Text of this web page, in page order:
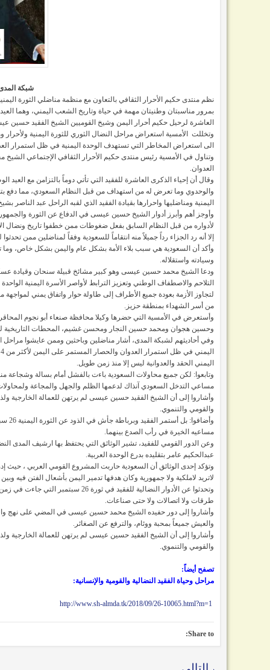
شبكة
العاشرة لرحيل حكيم أحرار اليمن وشيخ القوميين الشيخ الفقيد حسين
وتخللت الأمسية استعراض مراحل النضال الثوري للثورة اليمنية
الى استعراض المخاطر التي تستهدف الوحدة اليمنية في ظل استمرار
وتناول في الأمسية رئيس منتدى حكيم الأحرار الثقافي الإجتماعي
العدوان.
وقال أن إحياء الذكرى العاشرة للفقيد التي تأتي دوماً بالتزامن مع
والوحدوي وما تعرض له من استهداف من قبل النظام السعودي، مما دفع
اليمنية ومناضليها واحرارها بقيادة الفقيد الذي لقبه الراحل عبد الناصر
وأوجز أهم وأبرز أدوار الشيخ حسين عيسى في الدفاع عن الثورة
لأدواره من قبل النظام السابق بفعل ضغوطات ممن خطفوا تاريخ ونضال
إلا أنه رد الجزاء رداً جميلاً منه انتقاماً للسعودية وفقاً لمناضلين ممن
وأكد أن السعودية هي سبب بلاء الأمة بشكل عام واليمن بشكل خاص،
وسيادته واستقلاله.
ودعا الشيخ محمد حسين عيسى وهو كبير مشائخ قبيلة سنحان وقيادة
التلاحم والاصطفاف الوطني وتعزيز الترابط لأواصر الأسرة اليمنية
لتجاوز الأزمة بعودة جميع الأطراف إلى طاولة حوار واتفاق يمني
من أسر الشهداء بمنطقة حزيز.
وأستعرض في الأمسية التي حضرها وكيلا محافظة صنعاء أبو نجوم
وحسين هجوان ومحمد حسين النجار ومحسن غشيم، المحطات التاريخية للثورة
وفي أحاديثهم لشبكة المدى، أشار مناضلين وباحثين وممن عايشوا
اليمني الحقد والعدوانية ليس إلا منذ زمن طويل.
وتابعوا: لكن جميع محاولات السعودية باءت بالفشل أمام بسالة
مساعي التدخل السعودي آنذاك لدعمها الظلم والجهل والمجاعة
وأشاروا إلى أن الشيخ الفقيد حسين عيسى لم يرتهن للعمالة
والقومي والتنموي.
مساعيه الخيرة في رأب الصدع بينهما.
وعن الدور القومي للفقيد، تشير الوثائق التي يحتفظ بها ارشيف المدى
عبدالحكيم عامر بتقليده بدرع الوحدة العربية.
لاتريد لاملكية ولا جمهورية وكان هدفها تدمير اليمن بأشعال الفتن فيه وبين
وتحدثوا عن الأدوار النضالية
طرقات ولا اتصالات ولا حتى صناعات.
وأشاروا إلى دور حفيده الشيخ محمد حسين عيسى في المضي على نهج
والعيش جميعاً بمحبة ووئام، والترفع عن الصغائر.
وأشاروا إلى أن الشيخ الفقيد حسين عيسى لم يرتهن للعمالة
والقومي والتنموي.
تصفح أيضاً:
مراحل وحياة الفقيد النضالية والقومية والإنسانية:
http://www.sh-almda.tk/2018/09/26-10065.html?m=1
Share to: